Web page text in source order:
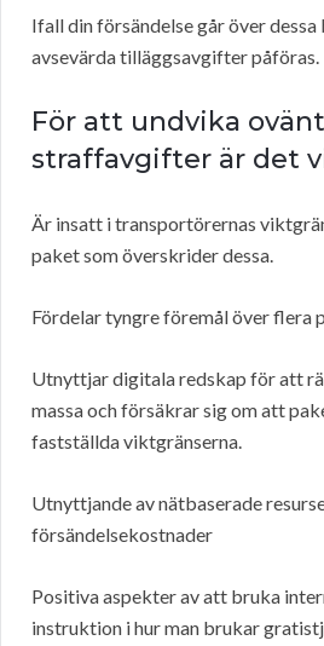
Ifall din försändelse går över
avsevärda tilläggsavgifter påföras.
För att undvika
straffavgifter är det
Är insatt i transportörernas
paket som överskrider dessa.
Fördelar tyngre föremål över flera
Utnyttjar digitala redskap för att
massa och försäkrar sig om att
fastställda viktgränserna.
Utnyttjande av nätbaserade
försändelsekostnader
Positiva aspekter av att bruka
instruktion i hur man brukar